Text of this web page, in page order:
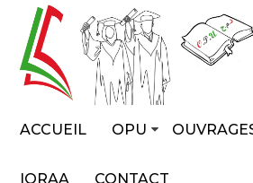
ACCUEIL OPU
IQRAA CONTACT